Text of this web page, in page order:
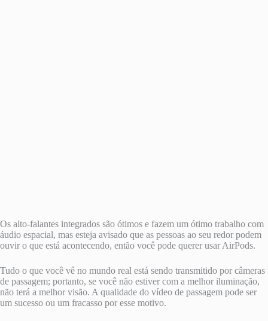
Os alto-falantes integrados são ótimos e fazem um ótimo trabalho com
áudio espacial, mas esteja avisado que as pessoas ao seu redor podem
ouvir o que está acontecendo, então você pode querer usar AirPods.
Tudo o que você vê no mundo real está sendo transmitido por câmeras
de passagem; portanto, se você não estiver com a melhor iluminação,
não terá a melhor visão. A qualidade do vídeo de passagem pode ser
um sucesso ou um fracasso por esse motivo.